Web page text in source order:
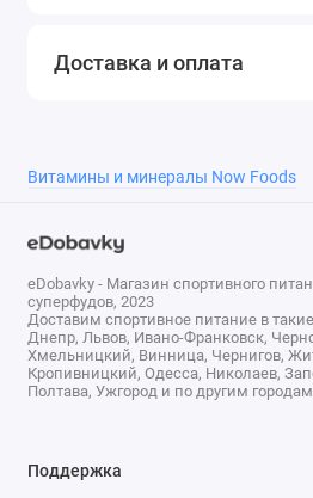
Доставка и оплата
Витамины и минералы Now Foods
eDobavky - Магазин спортивного
суперфудов, 2023
Доставим спортивное питание в
Днепр, Львов, Ивано-Франковск,
Хмельницкий, Винница, Чернигов,
Кропивницкий, Одесса, Николаев,
Полтава, Ужгород и по другим
Поддержка